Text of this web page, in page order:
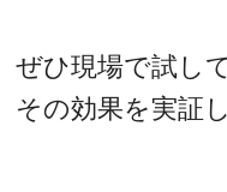
ぜひ現場で試し
その効果を実証